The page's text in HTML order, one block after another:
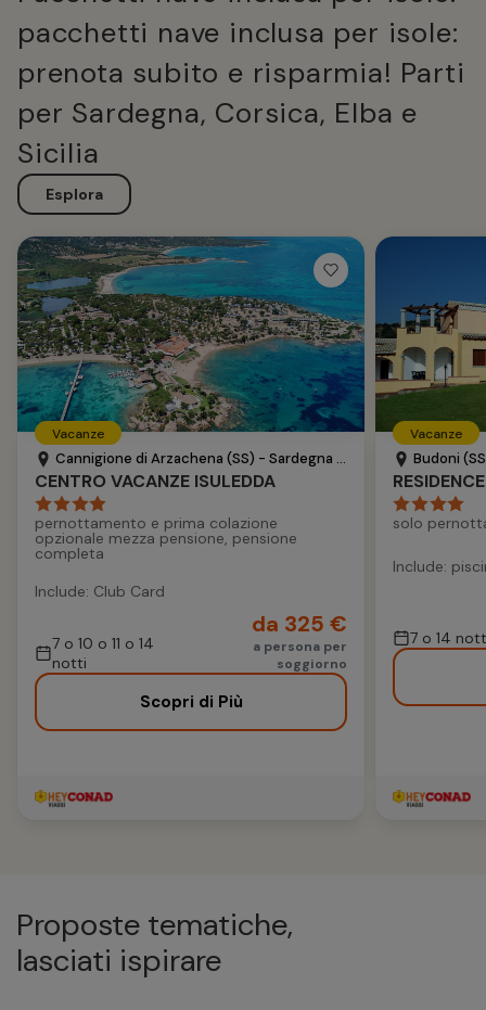
pacchetti nave inclusa per isole:
prenota subito e risparmia! Parti
per Sardegna, Corsica, Elba e
Sicilia
Esplora
Vacanze
Cannigione di Arzachena (SS) - Sardegna - Italia
CENTRO VACANZE ISULEDDA
pernottamento e prima colazione
opzionale mezza pensione, pensione
completa
Include: Club Card
7 o 10 o 11 o 14
notti
da 325 €
a persona per
soggiorno
Scopri di Più
Vacanze
Budoni
solo
Include:
7 o 14
Proposte tematiche,
lasciati ispirare